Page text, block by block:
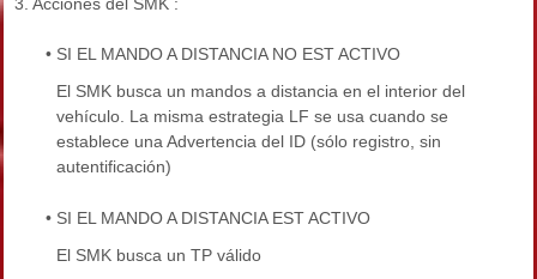
3. Acciones del SMK :
• SI EL MANDO A DISTANCIA NO EST ACTIVO
El SMK busca un mandos a distancia en el interior del
vehículo. La misma estrategia LF se usa cuando se
establece una Advertencia del ID (sólo registro, sin
autentificación)
• SI EL MANDO A DISTANCIA EST ACTIVO
El SMK busca un TP válido